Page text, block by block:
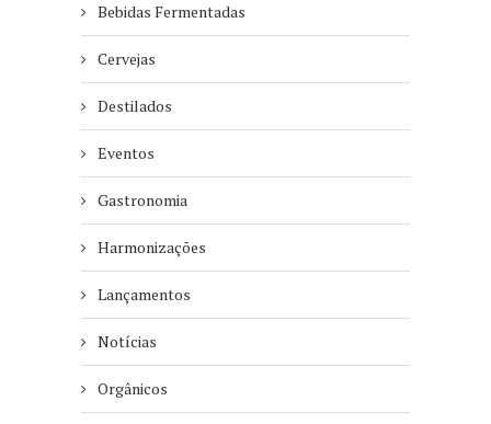
Bebidas Fermentadas
Cervejas
Destilados
Eventos
Gastronomia
Harmonizações
Lançamentos
Notícias
Orgânicos